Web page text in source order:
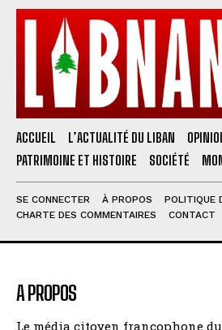
ACCUEIL L’ACTUALITÉ DU LIBAN
PATRIMOINE ET HISTOIRE
SOCIÉTÉ
SE CONNECTER À PROPOS
POLITIQUE
CHARTE DES COMMENTAIRES
CONTACT
A PROPOS
Le média citoyen francophone